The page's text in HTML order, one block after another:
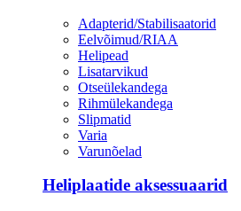
Adapterid/Stabilisaatorid
Eelvõimud/RIAA
Helipead
Lisatarvikud
Otseülekandega
Rihmülekandega
Slipmatid
Varia
Varunõelad
Heliplaatide aksessuaarid